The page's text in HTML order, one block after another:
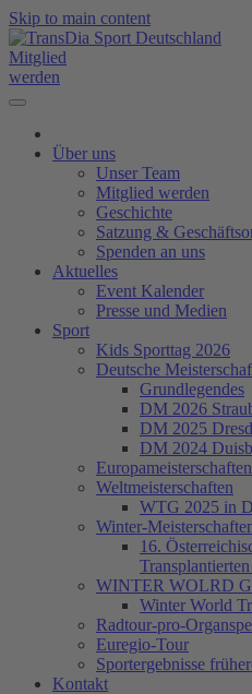
Skip to main content
Mitglied
werden
Über uns
Unser Team
Mitglied werden
Geschichte
Satzung &
Spenden an uns
Aktuelles
Event Kalender
Presse und Medien
Sport
Kids Sporttag 2026
Deutsche
Grundlegendes
DM 2026
DM 2025
DM 2024
Europameisterschaften
Weltmeisterschaften
WTG 2025 in
Winter-
16.
WINTER WOLRD
Winter World
Radtour-pro-
Euregio-Tour
Sportergebnisse
Kontakt